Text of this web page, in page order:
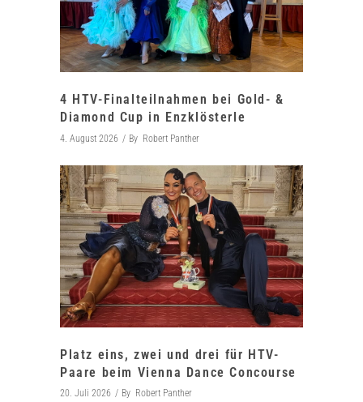
4 HTV-Finalteilnahmen bei Gold- &
Diamond Cup in Enzklösterle
4. August 2026 By Robert Panther
Platz eins, zwei und drei für HTV-
Paare beim Vienna Dance Concourse
20. Juli 2026 By Robert Panther